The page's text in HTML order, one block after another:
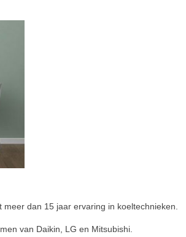
dan 15 jaar ervaring in koeltechnieken.
van Daikin, LG en Mitsubishi.